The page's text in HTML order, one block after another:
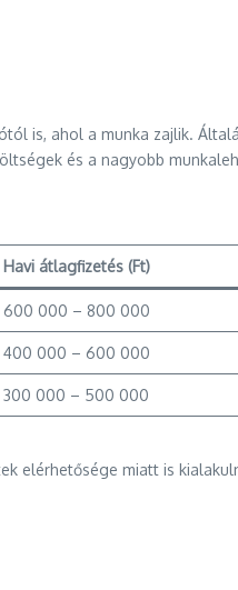
is, ahol a munka zajlik.
és a nagyobb
Havi átlagfizetés (Ft)
600 000 – 800 000
400 000 – 600 000
300 000 – 500 000
elérhetősége miatt is